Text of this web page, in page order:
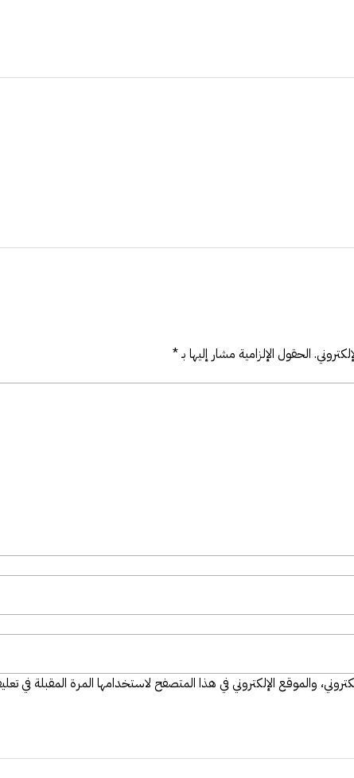
الحقول الإلزامية مشار إليها بـ*
والموقع الإلكتروني في هذا المتصفح لاستخدامها المرة المقبلة في